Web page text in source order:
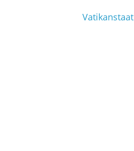
Vatikanstaat